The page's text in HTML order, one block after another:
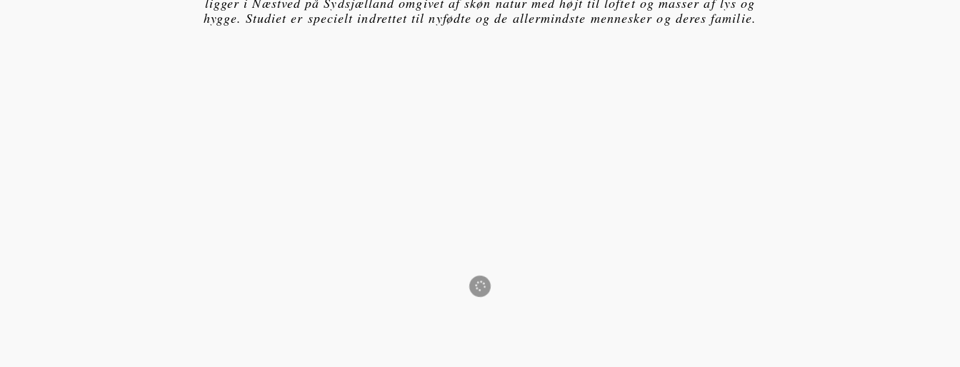
hygge. Studiet er specielt indrettet til nyfødte og de allermindste mennesker og deres familie.